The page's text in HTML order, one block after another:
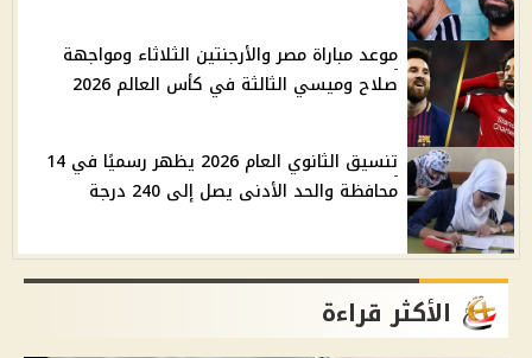
موعد مباراة مصر والأرجنتين الثلاثاء ومواجهة
صلاح وميسي الثالثة في كأس العالم 2026
تنسيق الثانوي العام 2026 يظهر رسميًا في 14
محافظة والحد الأدنى يصل إلى 240 درجة
الأكثر قراءة